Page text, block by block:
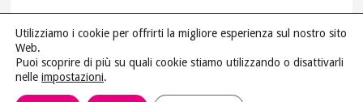
M.A.N.U.S © 2018 P.I 03687690267 | All Rights Reserved |
Powered by
Più Internet srl
Utilizziamo i cookie per offrirti la migliore esperienza sul nostro sito
Web.
Puoi scoprire di più su quali cookie stiamo utilizzando o disattivarli
nelle impostazioni.